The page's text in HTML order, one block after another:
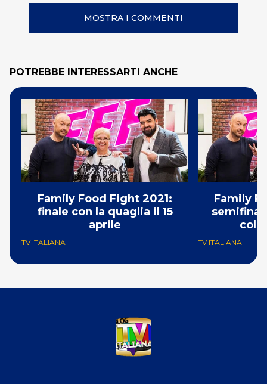
MOSTRA I COMMENTI
POTREBBE INTERESSARTI ANCHE
Family Food Fight 2021:
finale con la quaglia il 15
aprile
TV ITALIANA
Family
TV ITALIANA